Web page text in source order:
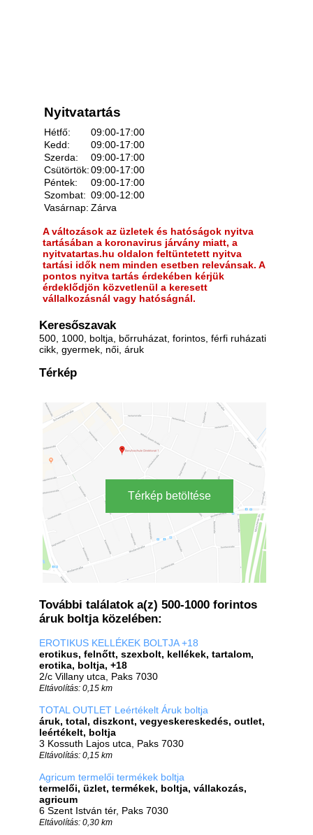
Nyitvatartás
Hétfő:
09:00-17:00
Kedd:
09:00-17:00
Szerda:
09:00-17:00
Csütörtök:09:00-17:00
Péntek:
09:00-17:00
Szombat: 09:00-12:00
Vasárnap: Zárva
A változások az üzletek és hatóságok nyitva
tartásában a koronavirus járvány miatt, a
nyitvatartas.hu oldalon feltüntetett nyitva
tartási idők nem minden esetben relevánsak. A
pontos nyitva tartás érdekében kérjük
érdeklődjön közvetlenül a keresett
vállalkozásnál vagy hatóságnál.
Keresőszavak
500, 1000, boltja, bőrruházat, forintos, férfi ruházati
cikk, gyermek, női, áruk
Térkép
Térkép betöltése
További találatok a(z) 500-1000 forintos
áruk boltja közelében:
EROTIKUS KELLÉKEK BOLTJA +18
erotikus, felnőtt, szexbolt, kellékek, tartalom,
erotika, boltja, +18
2/c Villany utca, Paks 7030
Eltávolítás: 0,15 km
TOTAL OUTLET Leértékelt Áruk boltja
áruk, total, diszkont, vegyeskereskedés, outlet,
leértékelt, boltja
3 Kossuth Lajos utca, Paks 7030
Eltávolítás: 0,15 km
Agricum termelői termékek boltja
termelői, üzlet, termékek, boltja, vállakozás,
agricum
6 Szent István tér, Paks 7030
Eltávolítás: 0,30 km